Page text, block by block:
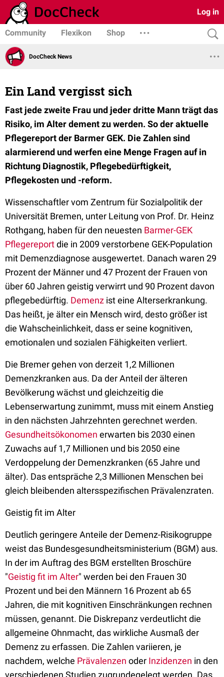
Log in
Community Flexikon Shop
DocCheck News
Ein Land vergisst sich
Fast jede zweite Frau und jeder dritte Mann trägt das
Risiko, im Alter dement zu werden. So der aktuelle
Pflegereport der Barmer GEK. Die Zahlen sind
alarmierend und werfen eine Menge Fragen auf in
Richtung Diagnostik, Pflegebedürftigkeit,
Pflegekosten und -reform.
Wissenschaftler vom Zentrum für Sozialpolitik der
Universität Bremen, unter Leitung von Prof. Dr. Heinz
Rothgang, haben für den neuesten Barmer-GEK
Pflegereportdie in 2009 verstorbene GEK-Population
mit Demenzdiagnose ausgewertet. Danach waren 29
Prozent der Männer und 47 Prozent der Frauen von
über 60 Jahren geistig verwirrt und 90 Prozent davon
pflegebedürftig. Demenz ist eine Alterserkrankung.
Das heißt, je älter ein Mensch wird, desto größer ist
die Wahscheinlichkeit, dass er seine kognitiven,
emotionalen und sozialen Fähigkeiten verliert.
Die Bremer gehen von derzeit 1,2 Millionen
Demenzkranken aus. Da der Anteil der älteren
Bevölkerung wächst und gleichzeitig die
Lebenserwartung zunimmt, muss mit einem Anstieg
in den nächsten Jahrzehnten gerechnet werden.
Gesundheitsökonomen erwarten bis 2030 einen
Zuwachs auf 1,7 Millionen und bis 2050 eine
Verdoppelung der Demenzkranken (65 Jahre und
älter). Das entspräche 2,3 Millionen Menschen bei
gleich bleibenden altersspezifischen Prävalenzraten.
Geistig fit im Alter
Deutlich geringere Anteile der Demenz-Risikogruppe
weist das Bundesgesundheitsministerium (BGM) aus.
In der im Auftrag des BGM erstellten Broschüre
"Geistig fit im Alter" werden bei den Frauen 30
Prozent und bei den Männern 16 Prozent ab 65
Jahren, die mit kognitiven Einschränkungen rechnen
müssen, genannt. Die Diskrepanz verdeutlicht die
allgemeine Ohnmacht, das wirkliche Ausmaß der
Demenz zu erfassen. Die Zahlen variieren, je
nachdem, welche Prävalenzen oder Inzidenzen in den
verschiedenen Studien zugrundegelegt werden. Das